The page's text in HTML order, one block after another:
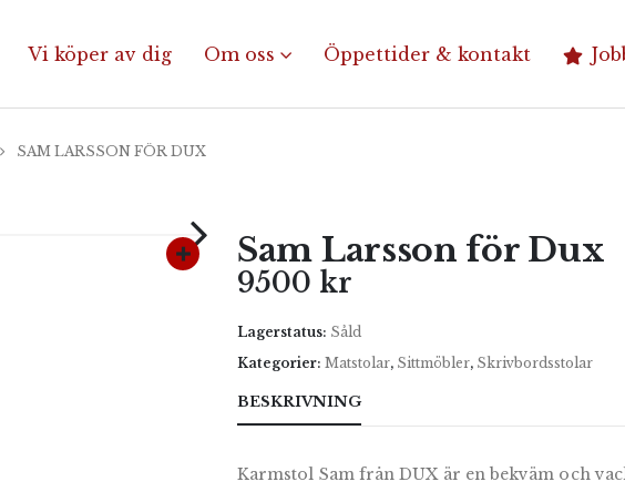
Vi köper av dig Om oss Öppettider & kontakt
SAM LARSSON FÖR DUX
Sam Larsson för Dux
9500 kr
Lagerstatus: Såld
Kategorier: Matstolar, Sittmöbler, Skrivbordsstolar
BESKRIVNING
Karmstol Sam från DUX är en bekväm och